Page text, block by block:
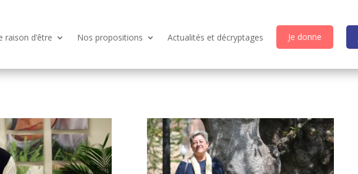
raison d’être Nos propositions Actualités et décryptages Je donne